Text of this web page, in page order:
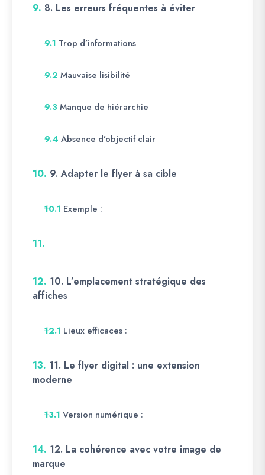
9. 8. Les erreurs fréquentes à éviter
9.1 Trop d’informations
9.2 Mauvaise lisibilité
9.3 Manque de hiérarchie
9.4 Absence d’objectif clair
10. 9. Adapter le flyer à sa cible
10.1 Exemple :
11.
12. 10. L’emplacement stratégique des
affiches
12.1 Lieux efficaces :
13. 11. Le flyer digital : une extension
moderne
13.1 Version numérique :
14. 12. La cohérence avec votre image de
marque